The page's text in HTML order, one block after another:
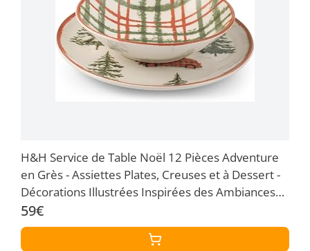
H&H Service de Table Noël 12 Pièces Adventure
en Grès - Assiettes Plates, Creuses et à Dessert -
Décorations Illustrées Inspirées des Ambiances
Traditionnelles de Noël
59€